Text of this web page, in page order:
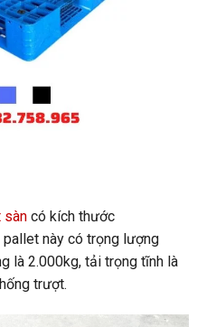
sàn có kích thước
này có trọng lượng
là 2.000kg, tải trọng tĩnh là
trượt.